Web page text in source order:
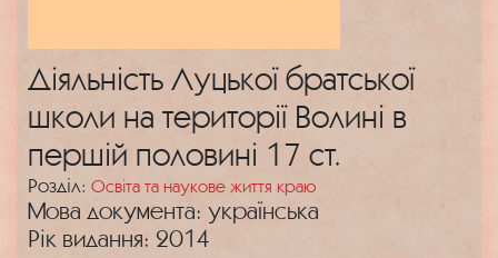
Діяльність Луцької братської
школи на території Волині в
першій половині 17 ст.
Розділ: Освіта та наукове життя краю
Мова документа: українська
Рік видання: 2014